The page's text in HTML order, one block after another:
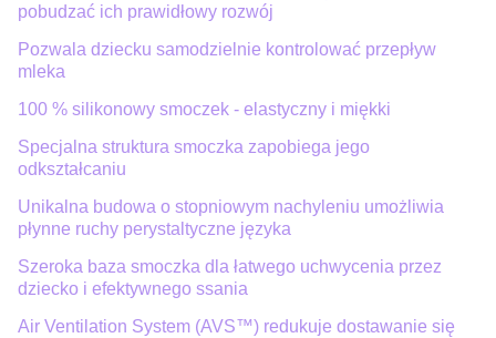
pobudzać ich prawidłowy rozwój
Pozwala dziecku samodzielnie kontrolować przepływ
mleka
100 % silikonowy smoczek - elastyczny i miękki
Specjalna struktura smoczka zapobiega jego
odkształcaniu
Unikalna budowa o stopniowym nachyleniu umożliwia
płynne ruchy perystaltyczne języka
Szeroka baza smoczka dla łatwego uchwycenia przez
dziecko i efektywnego ssania
Air Ventilation System (AVS™) redukuje dostawanie się